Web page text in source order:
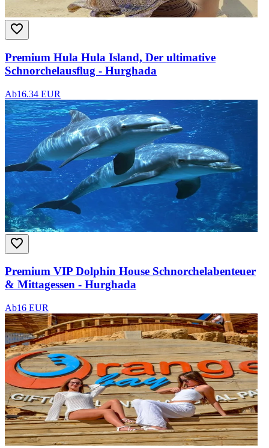
Premium Hula Hula Island, Der ultimative
Schnorchelausflug - Hurghada
Ab16.34 EUR
Premium VIP Dolphin House Schnorchelabenteuer
& Mittagessen - Hurghada
Ab16 EUR